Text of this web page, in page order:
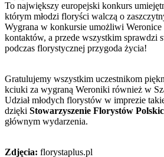
To największy europejski konkurs
którym młodzi floryści walczą o
Wygrana w konkursie umożliwi Weronice
kontaktów, a przede wszystkim sprawdzi
podczas florystycznej przygoda życia!
Gratulujemy wszystkim uczestnikom
kciuki za wygraną Weroniki również w
Udział młodych florystów w imprezie
dzięki Stowarzyszenie Florystów
głównym wydarzenia.
Zdjęcia: florystaplus.pl